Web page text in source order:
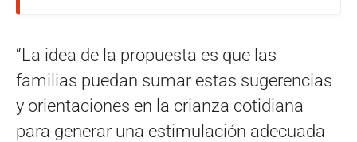
“La idea de la propuesta es que las
familias puedan sumar estas sugerencias
y orientaciones en la crianza cotidiana
para generar una estimulación adecuada